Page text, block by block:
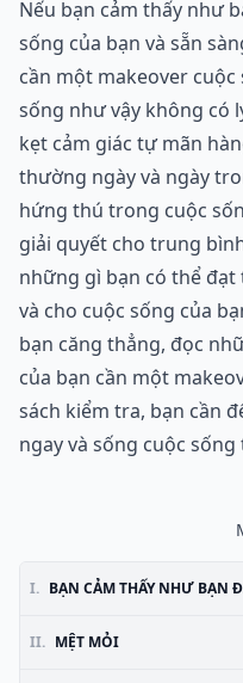
Nếu bạn cảm thấy như
sống của bạn và sẵn
cần một makeover
sống như vậy không có
kẹt cảm giác tự mãn
thường ngày và ngày
hứng thú trong cuộc
giải quyết cho trung
những gì bạn có thể
và cho cuộc sống của
bạn căng thẳng, đọc
của bạn cần một
sách kiểm tra, bạn cần
ngay và sống cuộc
I. BẠN CẢM THẤY NHƯ BẠN
II. MỆT MỎI